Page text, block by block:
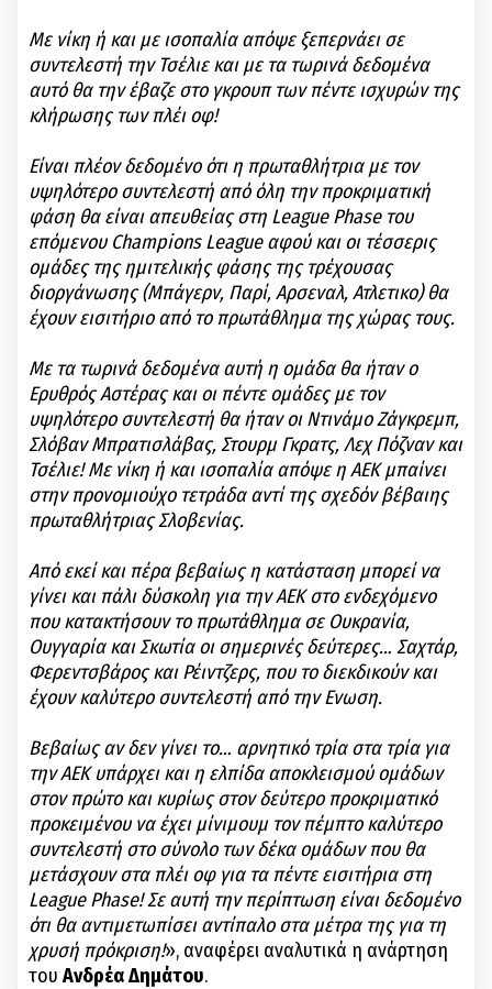
Με νίκη ή και με ισοπαλία απόψε ξεπερνάει σε
συντελεστή την Τσέλιε και με τα τωρινά δεδομένα
αυτό θα την έβαζε στο γκρουπ των πέντε ισχυρών της
κλήρωσης των πλέι οφ!
Είναι πλέον δεδομένο ότι η πρωταθλήτρια με τον
υψηλότερο συντελεστή από όλη την προκριματική
φάση θα είναι απευθείας στη League Phase του
επόμενου Champions League αφού και οι τέσσερις
ομάδες της ημιτελικής φάσης της τρέχουσας
διοργάνωσης (Μπάγερν, Παρί, Αρσεναλ, Ατλετικο) θα
έχουν εισιτήριο από το πρωτάθλημα της χώρας τους.
Με τα τωρινά δεδομένα αυτή η ομάδα θα ήταν ο
Ερυθρός Αστέρας και οι πέντε ομάδες με τον
υψηλότερο συντελεστή θα ήταν οι Ντινάμο Ζάγκρεμπ,
Σλόβαν Μπρατισλάβας, Στουρμ Γκρατς, Λεχ Πόζναν και
Τσέλιε! Με νίκη ή και ισοπαλία απόψε η ΑΕΚ μπαίνει
στην προνομιούχο τετράδα αντί της σχεδόν βέβαιης
πρωταθλήτριας Σλοβενίας.
Από εκεί και πέρα βεβαίως η κατάσταση μπορεί να
γίνει και πάλι δύσκολη για την ΑΕΚ στο ενδεχόμενο
που κατακτήσουν το πρωτάθλημα σε Ουκρανία,
Ουγγαρία και Σκωτία οι σημερινές δεύτερες… Σαχτάρ,
Φερεντσβάρος και Ρέιντζερς, που το διεκδικούν και
έχουν καλύτερο συντελεστή από την Ενωση.
Βεβαίως αν δεν γίνει το… αρνητικό τρία στα τρία για
την ΑΕΚ υπάρχει και η ελπίδα αποκλεισμού ομάδων
στον πρώτο και κυρίως στον δεύτερο προκριματικό
προκειμένου να έχει μίνιμουμ τον πέμπτο καλύτερο
συντελεστή στο σύνολο των δέκα ομάδων που θα
μετάσχουν στα πλέι οφ για τα πέντε εισιτήρια στη
League Phase! Σε αυτή την περίπτωση είναι δεδομένο
ότι θα αντιμετωπίσει αντίπαλο στα μέτρα της για τη
χρυσή πρόκριση!», αναφέρει αναλυτικά η ανάρτηση
του Ανδρέα Δημάτου.